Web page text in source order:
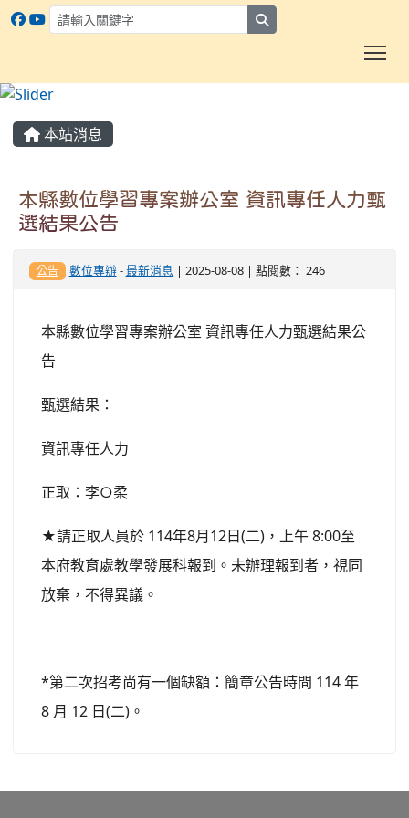
本站消息
本縣數位學習專案辦公室 資訊專任人力甄
選結果公告
公告 數位專辦-最新消息 | 2025-08-08 | 點閱數： 246
本縣數位學習專案辦公室 資訊專任人力甄選結果公
告
甄選結果：
資訊專任人力
正取：李○柔
★請正取人員於 114年8月12日(二)，上午 8:00至
本府教育處教學發展科報到。未辦理報到者，視同
放棄，不得異議。
*第二次招考尚有一個缺額：簡章公告時間 114 年
8 月 12 日(二)。